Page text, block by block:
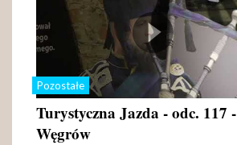
Pozostałe
Turystyczna Jazda - odc. 117 -
Węgrów